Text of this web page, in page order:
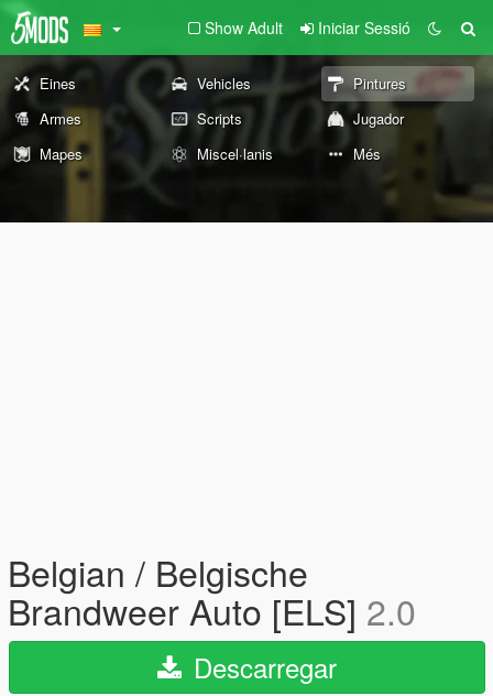
Show Adult Iniciar Sessió
Eines Vehicles
Pintures
Armes
Scripts
Jugador
Mapes
Miscel·lanis Més
Belgian / Belgische
Brandweer Auto [ELS] 2.0
Descarregar